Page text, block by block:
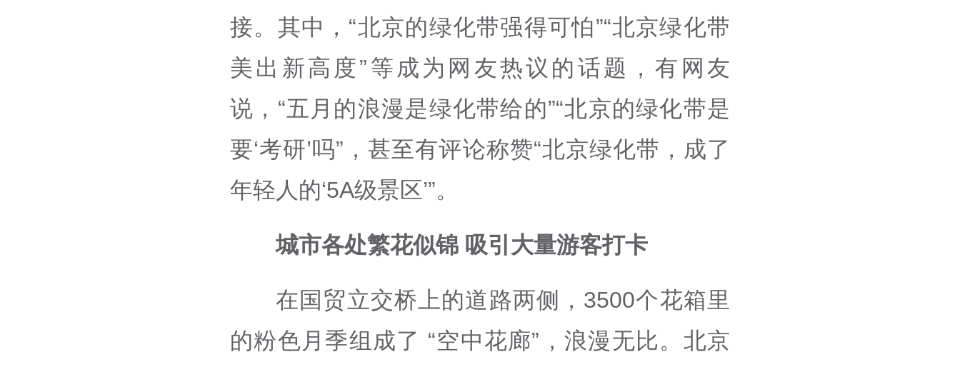
接。其中，“北京的绿化带强得可怕”“北京绿化带
美出新高度”等成为网友热议的话题，有网友
说，“五月的浪漫是绿化带给的”“北京的绿化带是
要‘考研’吗”，甚至有评论称赞“北京绿化带，成了
年轻人的‘5A级景区’”。
城市各处繁花似锦 吸引大量游客打卡
在国贸立交桥上的道路两侧，3500个花箱里
的粉色月季组成了 “空中花廊”，浪漫无比。北京